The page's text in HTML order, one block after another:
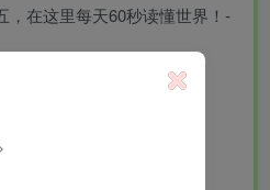
星期五！